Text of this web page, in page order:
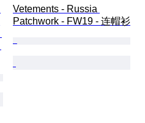
Vetements - Russia
Patchwork - FW19 - 连帽衫